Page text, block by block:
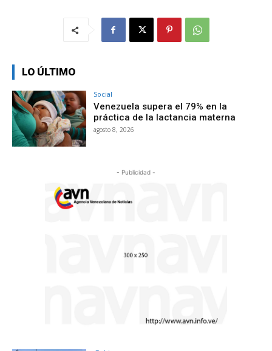
LO ÚLTIMO
Social
Venezuela supera el 79% en la
práctica de la lactancia materna
agosto 8, 2026
- Publicidad -